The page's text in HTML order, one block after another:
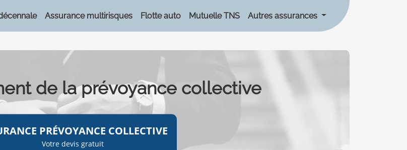
Assurance multirisques Flotte auto Mutuelle TNS Autres assurances
de la prévoyance collective
PRÉVOYANCE COLLECTIVE
Votre devis gratuit